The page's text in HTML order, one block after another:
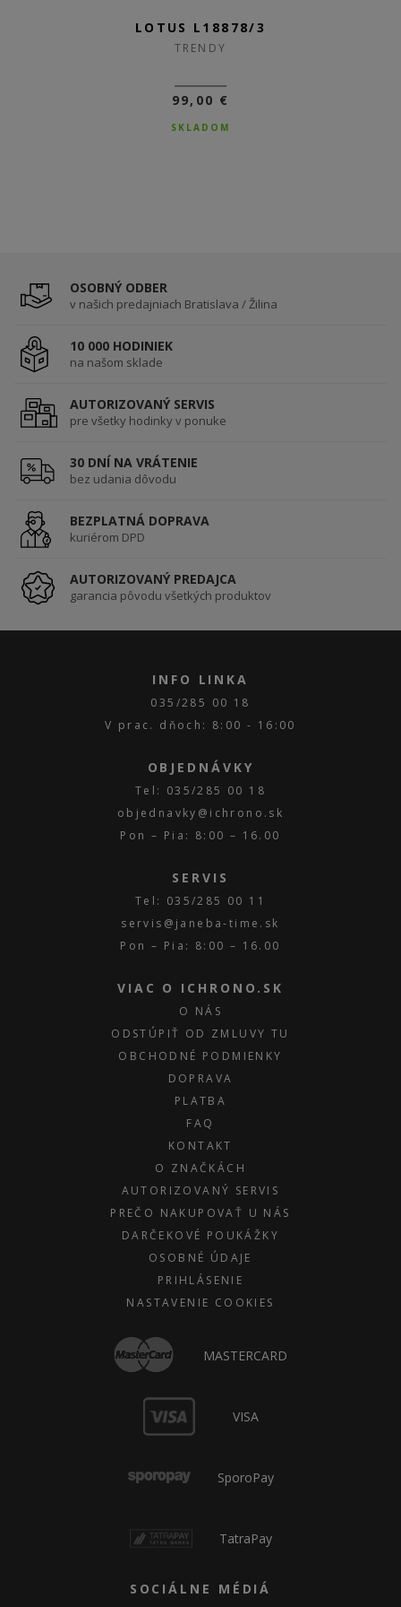
LOTUS L18878/3
TRENDY
99,00 €
SKLADOM
LOTUS L18878/2
TRENDY
99,00 €
SKLADOM
OSOBNÝ ODBER
v našich predajniach Bratislava / Žilina
10 000 HODINIEK
na našom sklade
AUTORIZOVANÝ SERVIS
pre všetky hodinky v ponuke
30 DNÍ NA VRÁTENIE
bez udania dôvodu
BEZPLATNÁ DOPRAVA
kuriérom DPD
AUTORIZOVANÝ PREDAJCA
garancia pôvodu všetkých produktov
INFO LINKA
035/285 00 18
V prac. dňoch: 8:00 - 16:00
OBJEDNÁVKY
Tel: 035/285 00 18
objednavky@ichrono.sk
Pon – Pia: 8:00 – 16.00
SERVIS
Tel: 035/285 00 11
servis@janeba-time.sk
Pon – Pia: 8:00 – 16.00
VIAC O ICHRONO.SK
O NÁS
ODSTÚPIŤ OD ZMLUVY TU
OBCHODNÉ PODMIENKY
DOPRAVA
PLATBA
FAQ
KONTAKT
O ZNAČKÁCH
AUTORIZOVANÝ SERVIS
PREČO NAKUPOVAŤ U NÁS
DARČEKOVÉ POUKÁŽKY
OSOBNÉ ÚDAJE
PRIHLÁSENIE
NASTAVENIE COOKIES
MASTERCARD
VISA
SporoPay
TatraPay
SOCIÁLNE MÉDIÁ